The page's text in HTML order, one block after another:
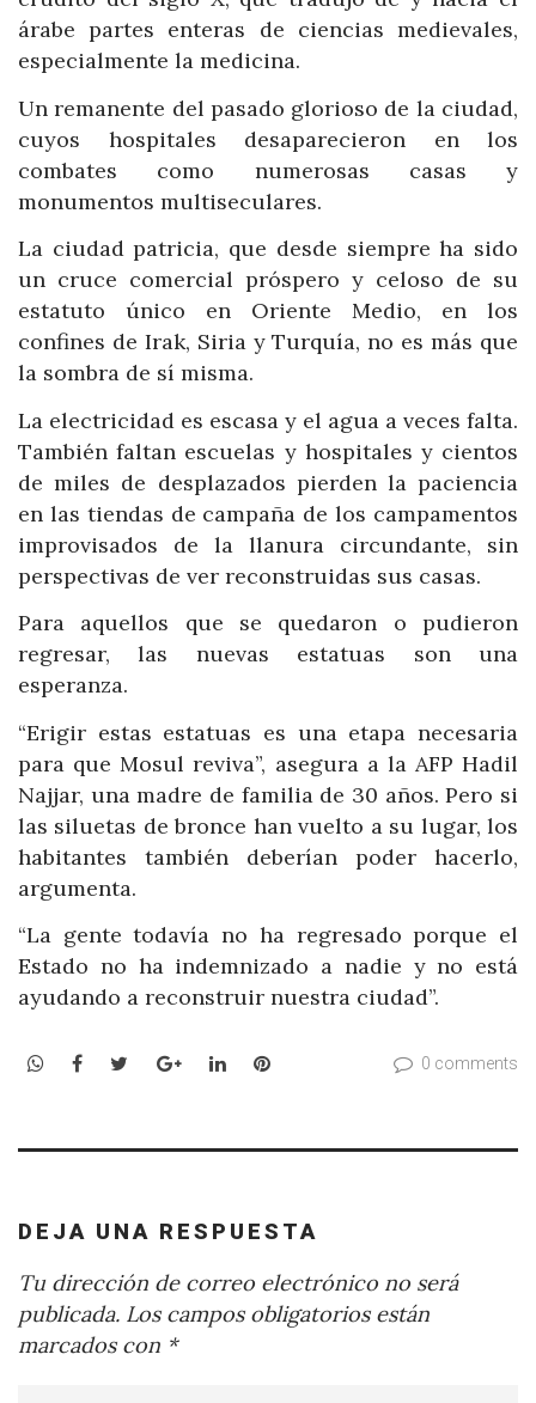
árabe partes enteras de ciencias medievales,
especialmente la medicina.
Un remanente del pasado glorioso de la ciudad,
cuyos hospitales desaparecieron en los
combates como numerosas casas y
monumentos multiseculares.
La ciudad patricia, que desde siempre ha sido
un cruce comercial próspero y celoso de su
estatuto único en Oriente Medio, en los
confines de Irak, Siria y Turquía, no es más que
la sombra de sí misma.
La electricidad es escasa y el agua a veces falta.
También faltan escuelas y hospitales y cientos
de miles de desplazados pierden la paciencia
en las tiendas de campaña de los campamentos
improvisados de la llanura circundante, sin
perspectivas de ver reconstruidas sus casas.
Para aquellos que se quedaron o pudieron
regresar, las nuevas estatuas son una
esperanza.
“Erigir estas estatuas es una etapa necesaria
para que Mosul reviva”, asegura a la AFP Hadil
Najjar, una madre de familia de 30 años. Pero si
las siluetas de bronce han vuelto a su lugar, los
habitantes también deberían poder hacerlo,
argumenta.
“La gente todavía no ha regresado porque el
Estado no ha indemnizado a nadie y no está
ayudando a reconstruir nuestra ciudad”.
WhatsApp
Facebook
TwitterGoogle+LinkedInPinterest 0 comments
DEJA UNA RESPUESTA
Tu dirección de correo electrónico no será
publicada. Los campos obligatorios están
marcados con *